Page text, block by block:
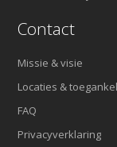
Contact
Missie & visie
Locaties &
FAQ
Privacyverklaring